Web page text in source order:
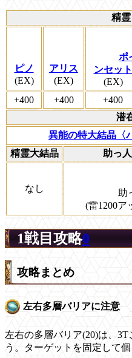
精
ピノ
(EX)
アリス
(EX)
ポ
ンセット
(EX)
+400
+400 +400
潜
異能の特大結晶〈
精霊大結晶
助っ人
なし
助
(雷1200ア
1戦目攻略0
攻略まとめ
左右多層バリアに注意
左右の多層バリア(20)は、
う。ターゲットを固定して